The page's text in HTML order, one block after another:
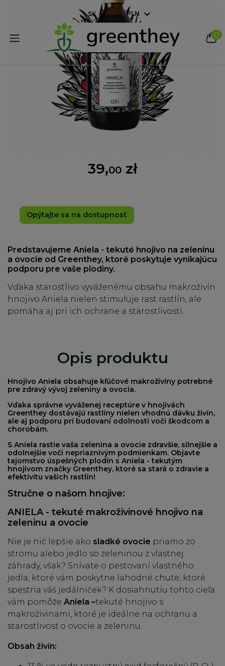
SK PLN
0
39,00 zł
Opýtajte sa na dostupnosť
Predstavujeme Aniela - tekuté hnojivo na zeleninu
a ovocie od Greenthey, ktoré poskytuje vynikajúcu
podporu pre vaše plodiny.
Vďaka starostlivo vyváženému obsahu makroživín
hnojivo Aniela nielen stimuluje rast rastlín, ale
pomáha aj pri ich ochrane a starostlivosti.
Opis produktu
Hnojivo Aniela obsahuje kľúčové makroživiny potrebné
pre zdravý vývoj zeleniny a ovocia.
Vďaka správne vyváženej receptúre v hnojivách
Greenthey dostávajú rastliny nielen vhodnú dávku živín,
ale aj podporu pri budovaní odolnosti voči škodcom a
chorobám.
S Aniela rastie vaša zelenina a ovocie zdravšie, silnejšie a
odolnejšie voči nepriaznivým podmienkam. Objavte
tajomstvo úspešných plodín s Aniela - tekutým
hnojivom značky Greenthey, ktoré sa stará o zdravie a
efektivitu vašich rastlín!
Stručne o našom hnojive:
ANIELA - tekuté makroživinové hnojivo na
zeleninu a ovocie
Nie je nič lepšie ako sladké ovocie priamo zo
stromu alebo jedlo so zeleninou z vlastnej
záhrady, však? Snívate o pestovaní vlastného
jedla, ktoré vám poskytne lahodné chute, ktoré
spestria váš jedálniček? K dosiahnutiu tohto cieľa
vám pomôže Aniela –tekuté hnojivo s
makroživinami, ktoré je ideálne na ochranu a
starostlivosť o ovocie a zeleninu.
Obsah živín: